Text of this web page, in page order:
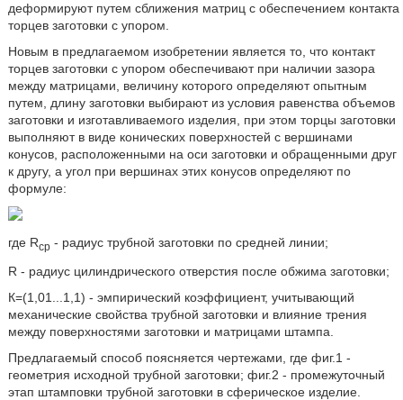
деформируют путем сближения матриц с обеспечением контакта
торцев заготовки с упором.
Новым в предлагаемом изобретении является то, что контакт
торцев заготовки с упором обеспечивают при наличии зазора
между матрицами, величину которого определяют опытным
путем, длину заготовки выбирают из условия равенства объемов
заготовки и изготавливаемого изделия, при этом торцы заготовки
выполняют в виде конических поверхностей с вершинами
конусов, расположенными на оси заготовки и обращенными друг
к другу, а угол при вершинах этих конусов определяют по
формуле:
где Rсp - радиус трубной заготовки по средней линии;
R - радиус цилиндрического отверстия после обжима заготовки;
К=(1,01...1,1) - эмпирический коэффициент, учитывающий
механические свойства трубной заготовки и влияние трения
между поверхностями заготовки и матрицами штампа.
Предлагаемый способ поясняется чертежами, где фиг.1 -
геометрия исходной трубной заготовки; фиг.2 - промежуточный
этап штамповки трубной заготовки в сферическое изделие.